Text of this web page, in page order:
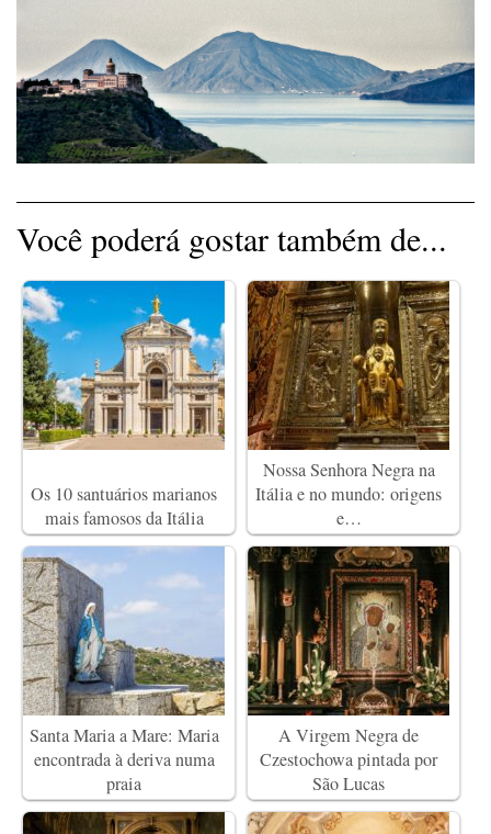
Você poderá gostar também de...
Os 10 santuários marianos
mais famosos da Itália
Nossa Senhora Negra na
Itália e no mundo: origens
e…
Santa Maria a Mare: Maria
encontrada à deriva numa
praia
A Virgem Negra de
Czestochowa pintada por
São Lucas